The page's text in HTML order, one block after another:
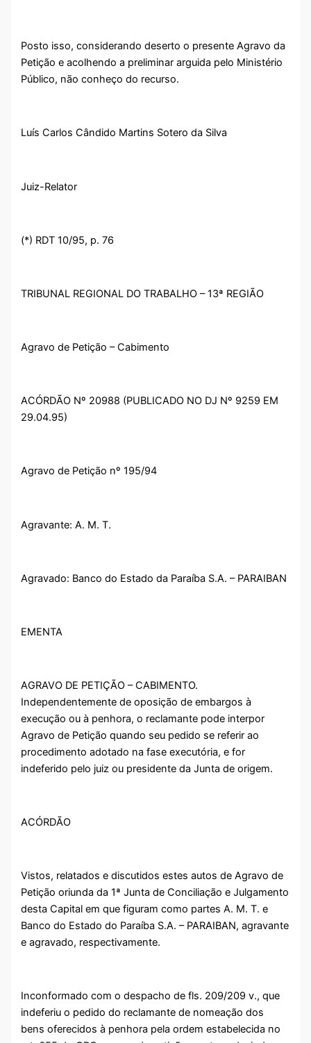
Posto isso, considerando deserto o presente Agravo da
Petição e acolhendo a preliminar arguida pelo Ministério
Público, não conheço do recurso.
Luís Carlos Cândido Martins Sotero da Silva
Juiz-Relator
(*) RDT 10/95, p. 76
TRIBUNAL REGIONAL DO TRABALHO – 13ª REGIÃO
Agravo de Petição – Cabimento
ACÓRDÃO Nº 20988 (PUBLICADO NO DJ Nº 9259 EM
29.04.95)
Agravo de Petição nº 195/94
Agravante: A. M. T.
Agravado: Banco do Estado da Paraíba S.A. – PARAIBAN
EMENTA
AGRAVO DE PETIÇÃO – CABIMENTO.
Independentemente de oposição de embargos à
execução ou à penhora, o reclamante pode interpor
Agravo de Petição quando seu pedido se referir ao
procedimento adotado na fase executória, e for
indeferido pelo juiz ou presidente da Junta de origem.
ACÓRDÃO
Vistos, relatados e discutidos estes autos de Agravo de
Petição oriunda da 1ª Junta de Conciliação e Julgamento
desta Capital em que figuram como partes A. M. T. e
Banco do Estado do Paraíba S.A. – PARAIBAN, agravante
e agravado, respectivamente.
Inconformado com o despacho de fls. 209/209 v., que
indeferiu o pedido do reclamante de nomeação dos
bens oferecidos à penhora pela ordem estabelecida no